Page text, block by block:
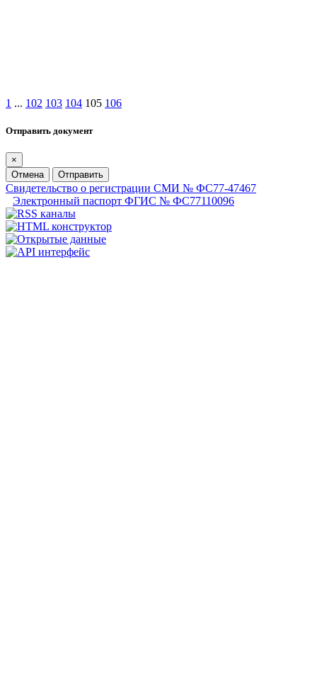
1 ... 102 103 104 105 106
Отправить документ
×
Отмена
Отправить
Свидетельство о регистрации СМИ № ФС77-47467
Электронный паспорт ФГИС № ФС77110096